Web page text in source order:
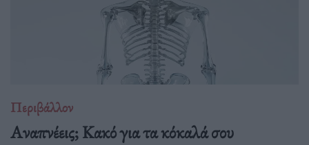
Περιβάλλον
Αναπνέεις; Κακό για τα κόκαλά σου